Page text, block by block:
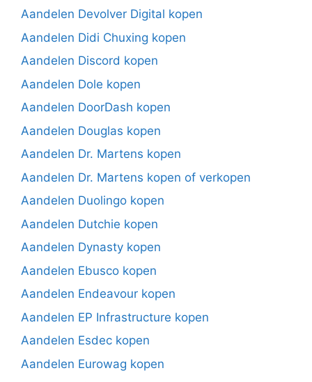
Aandelen Devolver Digital kopen
Aandelen Didi Chuxing kopen
Aandelen Discord kopen
Aandelen Dole kopen
Aandelen DoorDash kopen
Aandelen Douglas kopen
Aandelen Dr. Martens kopen
Aandelen Dr. Martens kopen of verkopen
Aandelen Duolingo kopen
Aandelen Dutchie kopen
Aandelen Dynasty kopen
Aandelen Ebusco kopen
Aandelen Endeavour kopen
Aandelen EP Infrastructure kopen
Aandelen Esdec kopen
Aandelen Eurowag kopen